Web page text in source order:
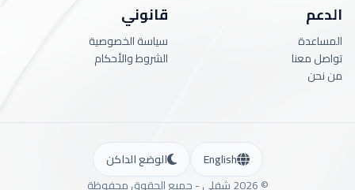
الدعم
المساعدة
تواصل معنا
من نحن
قانوني
سياسة الخصوصية
الشروط والأحكام
©
2026شفلي -جميع الحقوق محفوظة
English الوضع الداكن